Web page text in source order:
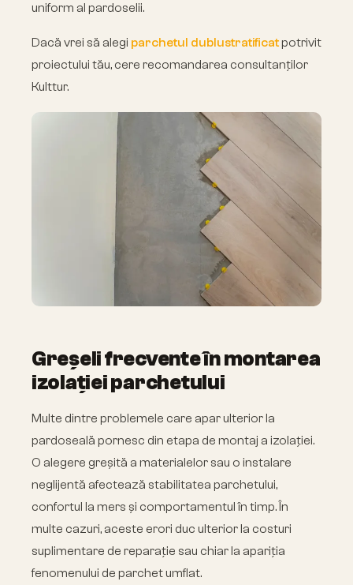
uniform al pardoselii.
Dacă vrei să alegi parchetul dublustratificatpotrivit
proiectului tău, cere recomandarea consultanților
Kulttur.
Greșeli frecvente în montarea
izolației parchetului
Multe dintre problemele care apar ulterior la
pardoseală pornesc din etapa de montaj a izolației.
O alegere greșită a materialelor sau o instalare
neglijentă afectează stabilitatea parchetului,
confortul la mers și comportamentul în timp. În
multe cazuri, aceste erori duc ulterior la costuri
suplimentare de reparație sau chiar la apariția
fenomenului de parchet umflat.